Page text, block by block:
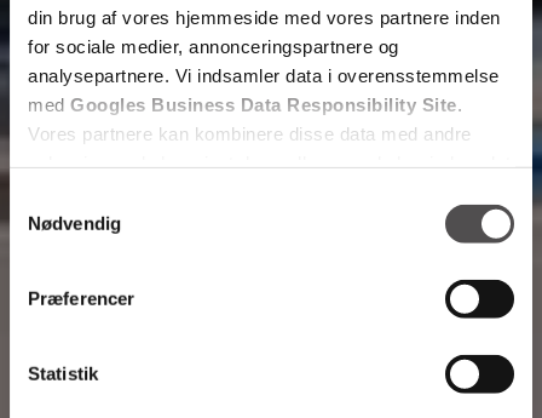
din brug af vores hjemmeside med vores partnere inden
for sociale medier, annonceringspartnere og
analysepartnere. Vi indsamler data i overensstemmelse
med Googles Business Data Responsibility Site
Vores partnere kan kombinere disse data med andre
Nødvendig
Præferencer
Statistik